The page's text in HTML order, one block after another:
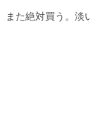
た絶対買う。淡